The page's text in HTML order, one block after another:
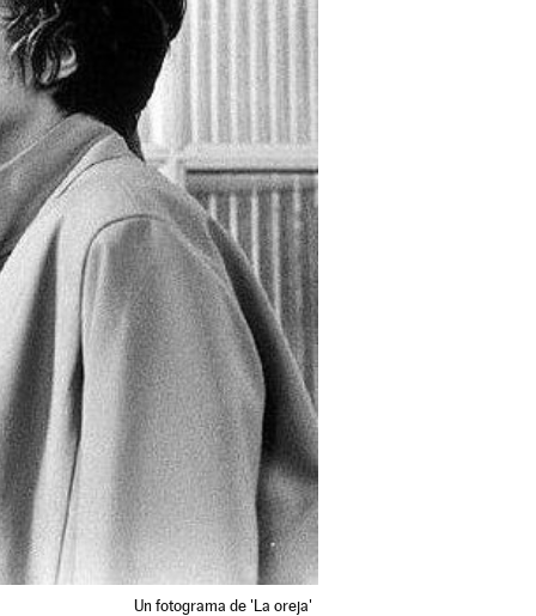
Un fotograma de 'La oreja'